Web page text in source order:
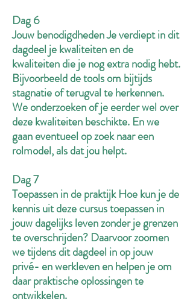
Dag 6
Jouw benodigdheden Je verdiept in dit
dagdeel je kwaliteiten en de
kwaliteiten die je nog extra nodig hebt.
Bijvoorbeeld de tools om bijtijds
stagnatie of terugval te herkennen.
We onderzoeken of je eerder wel over
deze kwaliteiten beschikte. En we
gaan eventueel op zoek naar een
rolmodel, als dat jou helpt.
Dag 7
Toepassen in de praktijk Hoe kun je de
kennis uit deze cursus toepassen in
jouw dagelijks leven zonder je grenzen
te overschrijden? Daarvoor zoomen
we tijdens dit dagdeel in op jouw
privé- en werkleven en helpen je om
daar praktische oplossingen te
ontwikkelen.